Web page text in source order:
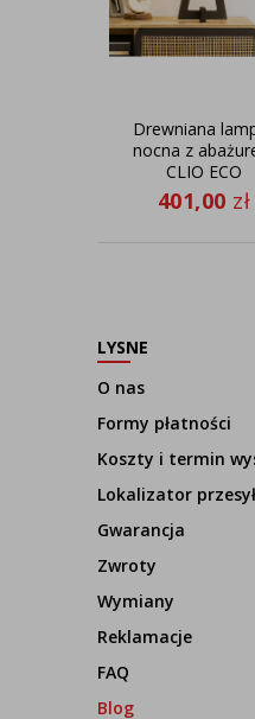
Drewniana
nocna z
CLIO ECO
401,00 zł
LYSNE
O nas
Formy płatności
Koszty i termin
Lokalizator
Gwarancja
Zwroty
Wymiany
Reklamacje
FAQ
Blog